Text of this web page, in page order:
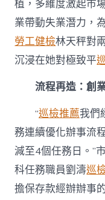
植，多維度激起市
業帶動失業潛力，
勞工健檢林天秤對
沉浸在她對極致平
流程再造：創
“巡檢推薦我們
務連續優化辦事流
減至4個任務日。”
科任務職員劉濤巡
擔保存款經辦辦事